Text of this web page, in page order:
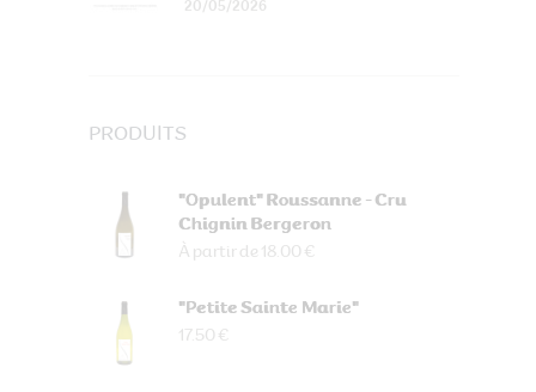
20/05/2026
PRODUITS
"Opulent" Roussanne - Cru
Chignin Bergeron
À partir de 18.00 €
"Petite Sainte Marie"
17.50 €